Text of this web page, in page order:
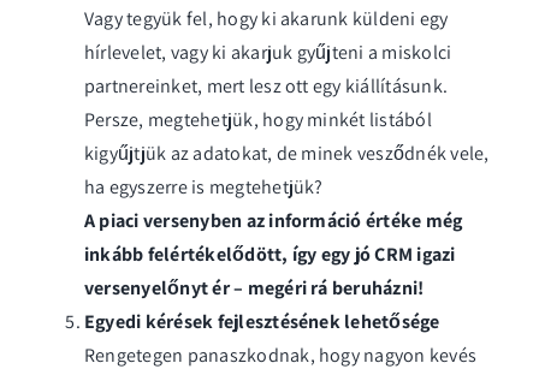
Vagy tegyük fel, hogy ki akarunk küldeni egy
hírlevelet, vagy ki akarjuk gyűjteni a miskolci
partnereinket, mert lesz ott egy kiállításunk.
Persze, megtehetjük, hogy minkét listából
kigyűjtjük az adatokat, de minek vesződnék vele,
ha egyszerre is megtehetjük?
A piaci versenyben az információ értéke még
inkább felértékelődött, így egy jó CRM igazi
versenyelőnyt ér – megéri rá beruházni!
Egyedi kérések fejlesztésének lehetősége
Rengetegen panaszkodnak, hogy nagyon kevés